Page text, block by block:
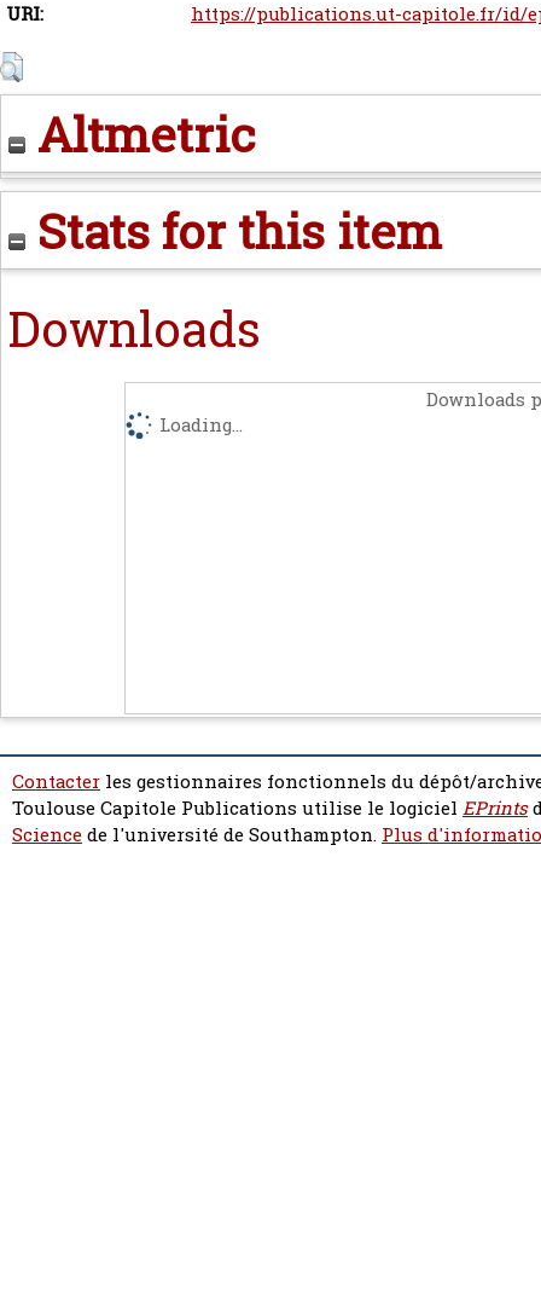
URI:
https://publications.ut-capitole.fr/id/
Altmetric
Stats for this item
Downloads
Downloads
Loading...
Contacter les gestionnaires fonctionnels du dépôt/
Toulouse Capitole Publications utilise le logiciel EPrints
Sciencede l'université de Southampton. Plus